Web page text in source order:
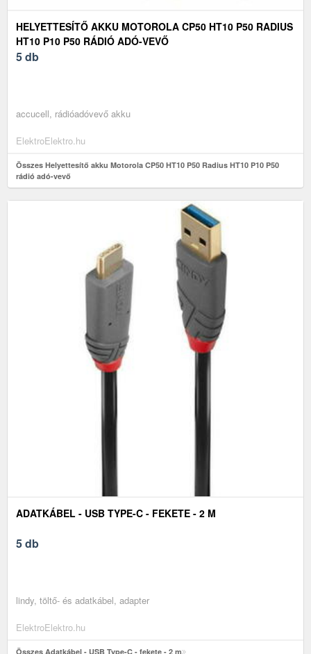
HELYETTESÍTŐ AKKU MOTOROLA CP50 HT10 P50 RADIUS
HT10 P10 P50 RÁDIÓ ADÓ-VEVŐ
5 db
accucell, rádióadóvevő akku
ElektroElektro.hu
Összes Helyettesítő akku Motorola CP50 HT10 P50 Radius HT10 P10 P50
rádió adó-vevő
ADATKÁBEL - USB TYPE-C - FEKETE - 2 M
5 db
lindy, töltő- és adatkábel, adapter
ElektroElektro.hu
Összes Adatkábel - USB Type-C - fekete - 2 m